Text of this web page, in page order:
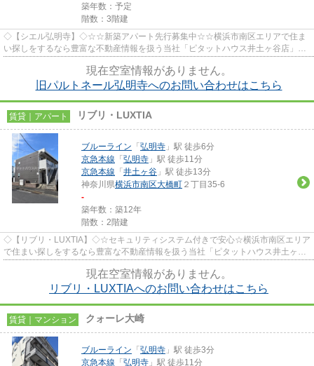
築年数：予定
階数：3階建
◇【シエル弘明寺】◇☆☆新築アパート先行募集中☆☆横浜市南区エリアで住ま
い探しをするなら豊富な不動産情報を扱う当社「ピタットハウス井土ヶ谷店」に
現在空室情報がありません。
旧パルトネール弘明寺へのお問い合わせはこちら
賃貸｜アパート リブリ・LUXTIA
ブルーライン 「 弘明寺 」駅 徒歩6分
京急本線 「 弘明寺 」駅 徒歩11分
京急本線 「 井土ヶ谷 」駅 徒歩13分
神奈川県横浜市南区大橋町 ２丁目35-6
-
築年数：築12年
階数：2階建
◇【リブリ・LUXTIA】◇☆セキュリティシステム付きで安心☆横浜市南区エリア
で住まい探しをするなら豊富な不動産情報を扱う当社「ピタットハウス井土ヶ谷
現在空室情報がありません。
リブリ・LUXTIAへのお問い合わせはこちら
賃貸｜マンション クォーレ大崎
ブルーライン 「 弘明寺 」駅 徒歩3分
京急本線 「 弘明寺 」駅 徒歩11分